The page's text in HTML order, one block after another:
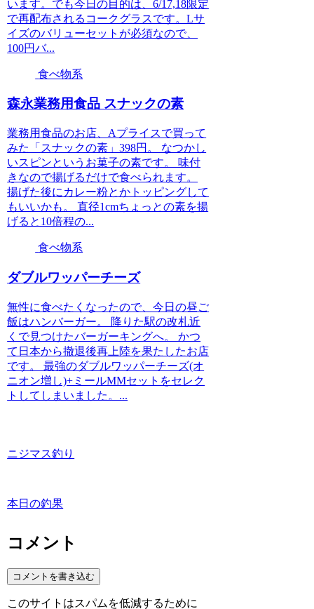
います。でも今日の目的は、6/17,18限定
で再配布されるコークグラスです。Lサ
イズのバリューセットが必須なので、
100円バ...
食べ物系
森永業務用食品 スナックの素
業務用食品のお店、Aプライスで買って
みた「スナックの素」398円。 なつかし
いスピンというお菓子の素です。 味付
きなので揚げるだけで食べられます。
揚げた後にカレー粉とかトッピングして
もいいかも。 直径1cmちょっとの素を揚
げると10倍程の...
食べ物系
ダブルワッパーチーズ
無性に食べたくなったので、今日の昼ご
飯はハンバーガー。 降りた駅の改札近
くで見つけたバーガーキングへ。 かつ
て日本から撤退後再上陸を果たしたお店
です。 最強のダブルワッパーチーズ(オ
ニオン増し)+ミールMMセットをセレク
トしてしまいました。...
ニジマス釣り
本日の釣果
コメント
コメントを書き込む
このサイトはスパムを低減するために